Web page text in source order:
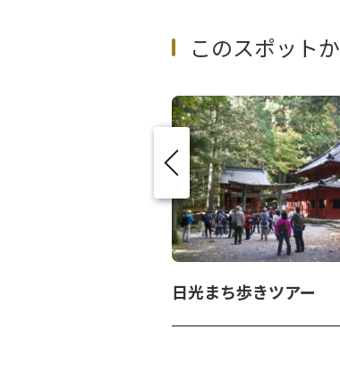
このスポット
日光まち歩きツアー